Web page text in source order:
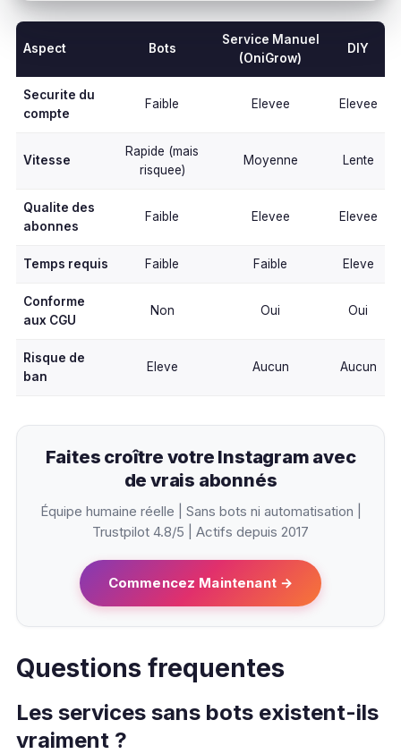
Aspect Bots
Service Manuel
(OniGrow)
DIY
Securite du
compte
Faible Elevee Elevee
Vitesse
Rapide (mais
risquee)
Moyenne Lente
Qualite des
abonnes
Faible Elevee Elevee
Temps requis Faible Faible Eleve
Conforme
aux CGU
Non Oui Oui
Risque de
ban
Eleve Aucun Aucun
Faites croître votre Instagram avec
de vrais abonnés
Équipe humaine réelle | Sans bots ni automatisation |
Trustpilot 4.8/5 | Actifs depuis 2017
Commencez Maintenant →
Questions frequentes
Les services sans bots existent-ils
vraiment ?